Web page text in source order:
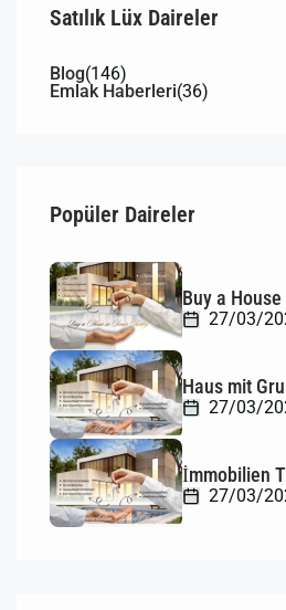
Satılık Lüx Daireler
Blog(146)
Emlak Haberleri(36)
Popüler Daireler
Buy a
27/03/
Haus mit
27/03/
İmmobilien
27/03/